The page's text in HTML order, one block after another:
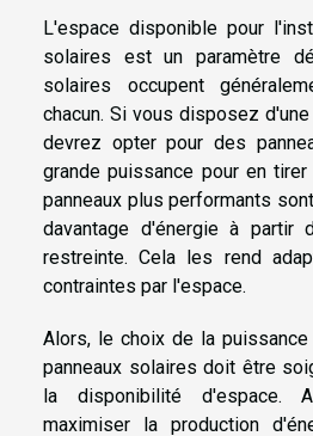
L'espace disponible pour
solaires est un paramètre
solaires occupent
chacun. Si vous disposez
devrez opter pour des
grande puissance pour en
panneaux plus performants
davantage d'énergie à partir
restreinte. Cela les rend
contraintes par l'espace.
Alors, le choix de la
panneaux solaires doit être
la disponibilité d'espace.
maximiser la production